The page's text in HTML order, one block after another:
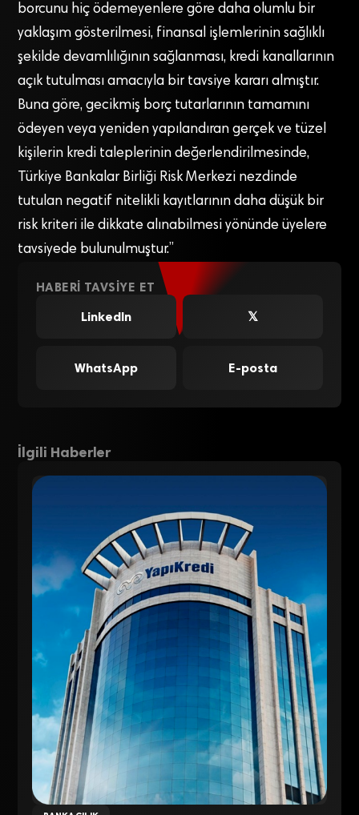
borcunu hiç ödemeyenlere göre daha olumlu bir
yaklaşım gösterilmesi, finansal işlemlerinin sağlıklı
şekilde devamlılığının sağlanması, kredi kanallarının
açık tutulması amacıyla bir tavsiye kararı almıştır.
Buna göre, gecikmiş borç tutarlarının tamamını
ödeyen veya yeniden yapılandıran gerçek ve tüzel
kişilerin kredi taleplerinin değerlendirilmesinde,
Türkiye Bankalar Birliği Risk Merkezi nezdinde
tutulan negatif nitelikli kayıtlarının daha düşük bir
risk kriteri ile dikkate alınabilmesi yönünde üyelere
tavsiyede bulunulmuştur.”
HABERI TAVSIYE ET
LinkedIn
𝕏
WhatsApp E-posta
İlgili Haberler